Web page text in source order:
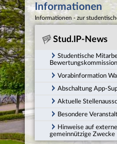
Informationen
Informationen - zur
Stud.IP-News
Studentische
Vorabinformation
Abschaltung App-
Aktuelle
Besondere
Hinweise auf
gemeinnützige Zwecke